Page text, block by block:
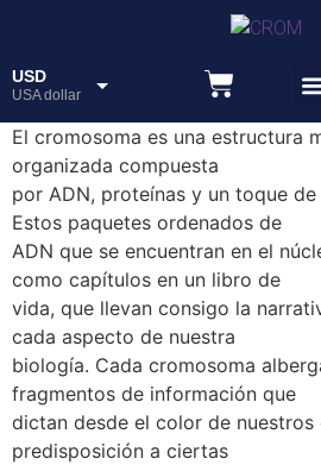
USD
USA dollar
ARS
El cromosoma es una estructura
organizada compuesta
por ADN, proteínas y un toque
Estos paquetes ordenados de
ADN que se encuentran en el
como capítulos en un libro de
vida, que llevan consigo la
cada aspecto de nuestra
biología. Cada cromosoma
fragmentos de información que
dictan desde el color de nuestros
predisposición a ciertas